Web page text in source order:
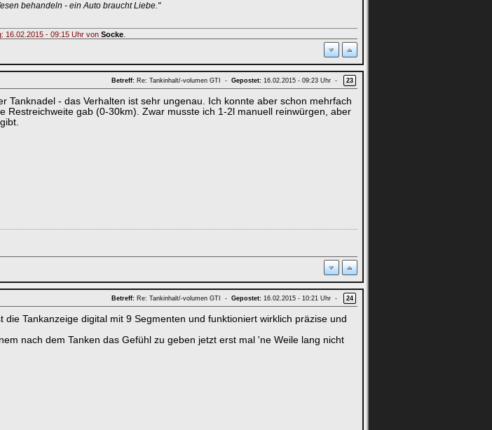
behandeln - ein Auto braucht Liebe."
16.02.2015 - 09:15 Uhr von Socke
Betreff: Re: Tankinhalt/-volumen GTI - Gepostet: 16.02.2015 - 09:23 Uhr - 23
Tanknadel - das Verhalten ist sehr ungenau. Ich konnte aber schon mehrfach
Restreichweite gab (0-30km). Zwar musste ich 1-2l manuell reinwürgen, aber
Betreff: Re: Tankinhalt/-volumen GTI - Gepostet: 16.02.2015 - 10:21 Uhr - 24
die Tankanzeige digital mit 9 Segmenten und funktioniert wirklich präzise und
nach dem Tanken das Gefühl zu geben jetzt erst mal 'ne Weile lang nicht